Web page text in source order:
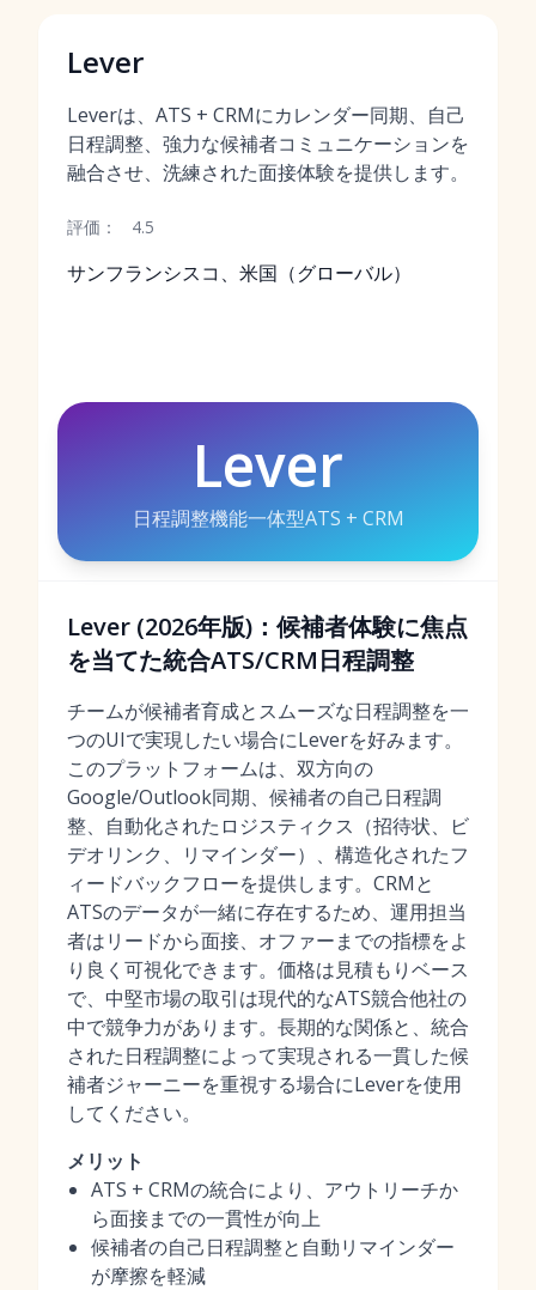
Lever
Leverは、ATS + CRMにカレンダー同期、自己
日程調整、強力な候補者コミュニケーションを
融合させ、洗練された面接体験を提供します。
評価： 4.5
サンフランシスコ、米国（グローバル）
Lever
日程調整機能一体型ATS + CRM
Lever (2026年版)：候補者体験に焦点
を当てた統合ATS/CRM日程調整
チームが候補者育成とスムーズな日程調整を一
つのUIで実現したい場合にLeverを好みます。
このプラットフォームは、双方向の
Google/Outlook同期、候補者の自己日程調
整、自動化されたロジスティクス（招待状、ビ
デオリンク、リマインダー）、構造化されたフ
ィードバックフローを提供します。CRMと
ATSのデータが一緒に存在するため、運用担当
者はリードから面接、オファーまでの指標をよ
り良く可視化できます。価格は見積もりベース
で、中堅市場の取引は現代的なATS競合他社の
中で競争力があります。長期的な関係と、統合
された日程調整によって実現される一貫した候
補者ジャーニーを重視する場合にLeverを使用
してください。
メリット
ATS + CRMの統合により、アウトリーチか
ら面接までの一貫性が向上
候補者の自己日程調整と自動リマインダー
が摩擦を軽減